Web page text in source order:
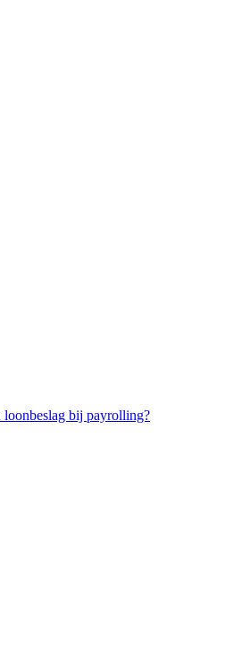
bij payrolling?